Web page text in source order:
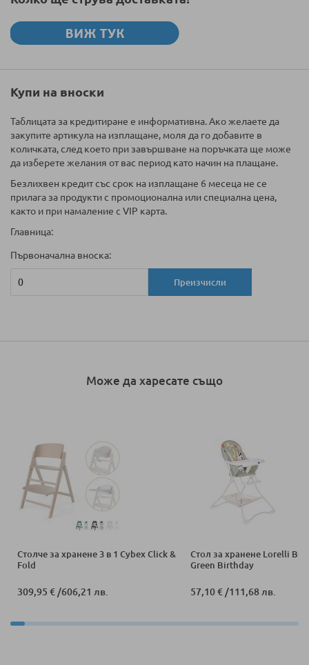
Купи на вноски
Таблицата за кредитиране е информативна. Ако желаете да
закупите артикула на изплащане, моля да го добавите в
количката, след което при завършване на поръчката ще може
да изберете желания от вас период като начин на плащане.
Безлихвен кредит със срок на изплащане 6 месеца не се
прилага за продукти с промоционална или специална цена,
както и при намаление с VIP карта.
Главница:
Първоначална вноска:
Преизчисли
Може да харесате също
Столче за хранене 3 в 1 Cybex Click &
Fold
309,95 €/606,21 лв.
Стол за хранене Lorelli
Green Birthday
57,10 €/111,68 лв.